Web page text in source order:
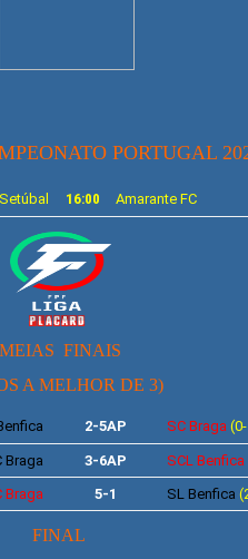
PORTUGAL
Setúbal 16:00 Amarante FC
MEIAS FINAIS
A MELHOR DE 3)
2-5AP SC Braga
Braga 3-6AP SCL Benfica
Braga 5-1 SL Benfica
FINAL